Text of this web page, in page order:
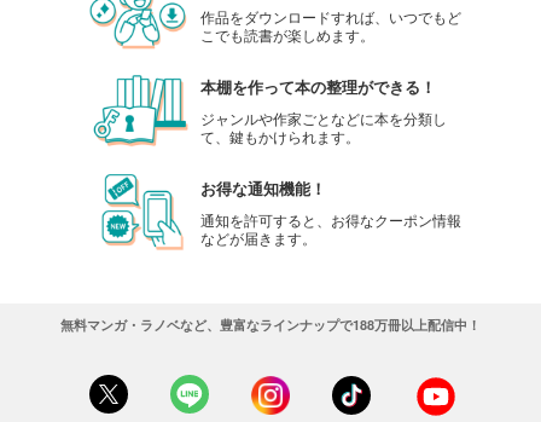
作品をダウンロードすれば、いつでもど
こでも読書が楽しめます。
本棚を作って本の整理ができる！
ジャンルや作家ごとなどに本を分類し
て、鍵もかけられます。
お得な通知機能！
通知を許可すると、お得なクーポン情報
などが届きます。
無料マンガ・ラノベなど、豊富なラインナップで188万冊以上配信中！